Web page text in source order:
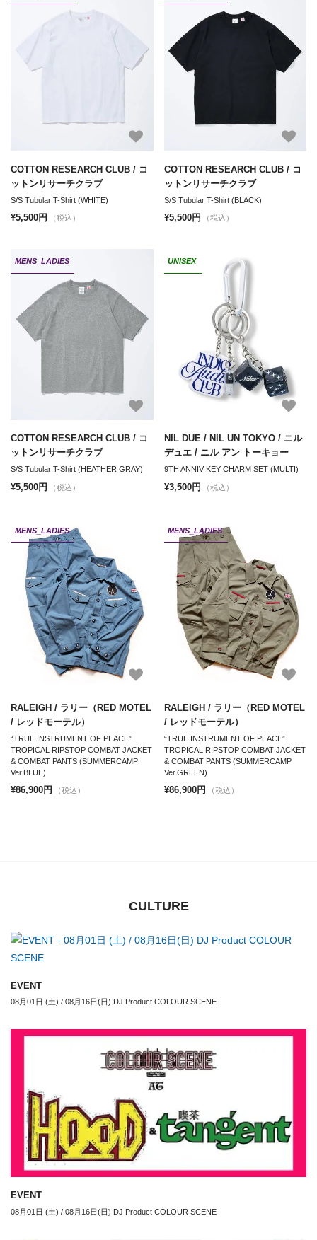
COTTON RESEARCH CLUB / コ
ットンリサーチクラブ
S/S Tubular T-Shirt (WHITE)
¥5,500円 （税込）
COTTON RESEARCH CLUB / コ
ットンリサーチクラブ
S/S Tubular T-Shirt (BLACK)
¥5,500円 （税込）
MENS_LADIES
COTTON RESEARCH CLUB / コ
ットンリサーチクラブ
S/S Tubular T-Shirt (HEATHER GRAY)
¥5,500円 （税込）
UNISEX
NIL DUE / NIL UN TOKYO / ニル
デュエ / ニル アン トーキョー
9TH ANNIV KEY CHARM SET (MULTI)
¥3,500円 （税込）
MENS_LADIES
RALEIGH / ラリー（RED MOTEL
/ レッドモーテル）
“TRUE INSTRUMENT OF PEACE”
TROPICAL RIPSTOP COMBAT JACKET
& COMBAT PANTS (SUMMERCAMP
Ver.BLUE)
¥86,900円 （税込）
MENS_LADIES
RALEIGH / ラリー（RED MOTEL
/ レッドモーテル）
“TRUE INSTRUMENT OF PEACE”
TROPICAL RIPSTOP COMBAT JACKET
& COMBAT PANTS (SUMMERCAMP
Ver.GREEN)
¥86,900円 （税込）
CULTURE
EVENT
08月01日 (土) / 08月16日(日) DJ Product COLOUR SCENE
EVENT
08月01日 (土) / 08月16日(日) DJ Product COLOUR SCENE